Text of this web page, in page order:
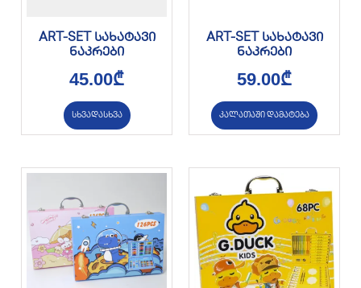
ART-SET სახატავი
ნაკრები
45.00₾
სხვადასხვა
ART-SET სახატავი
ნაკრები
59.00₾
კალათაში დამატება